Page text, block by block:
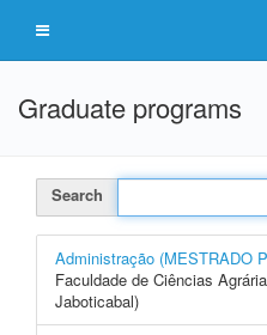
Graduate programs
Search
Administração (MESTRADO
Faculdade de Ciências
Jaboticabal)